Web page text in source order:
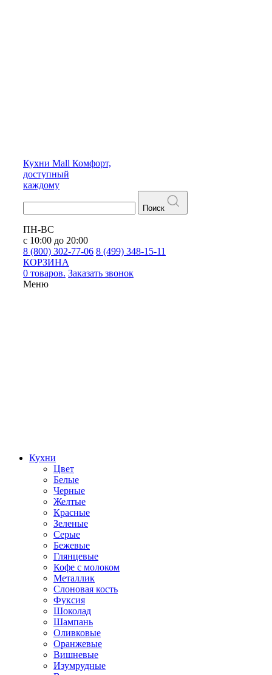
Кухни Mall Комфорт,
доступный
каждому
Поиск
ПН-ВС
с 10:00 до 20:00
8 (800) 302-77-06 8 (499) 348-15-11
КОРЗИНА
0 товаров. Заказать звонок
Меню
Кухни
Цвет
Белые
Черные
Желтые
Красные
Зеленые
Серые
Бежевые
Глянцевые
Кофе с молоком
Металлик
Слоновая кость
Фуксия
Шоколад
Шампань
Оливковые
Оранжевые
Вишневые
Изумрудные